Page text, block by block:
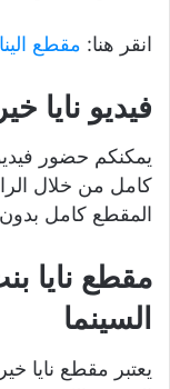
انقر هنا: مقطع
فيديو نايا
يمكنكم حضور
كامل من خلال
المقطع كامل
مقطع نايا
السينما
يعتبر مقطع نايا